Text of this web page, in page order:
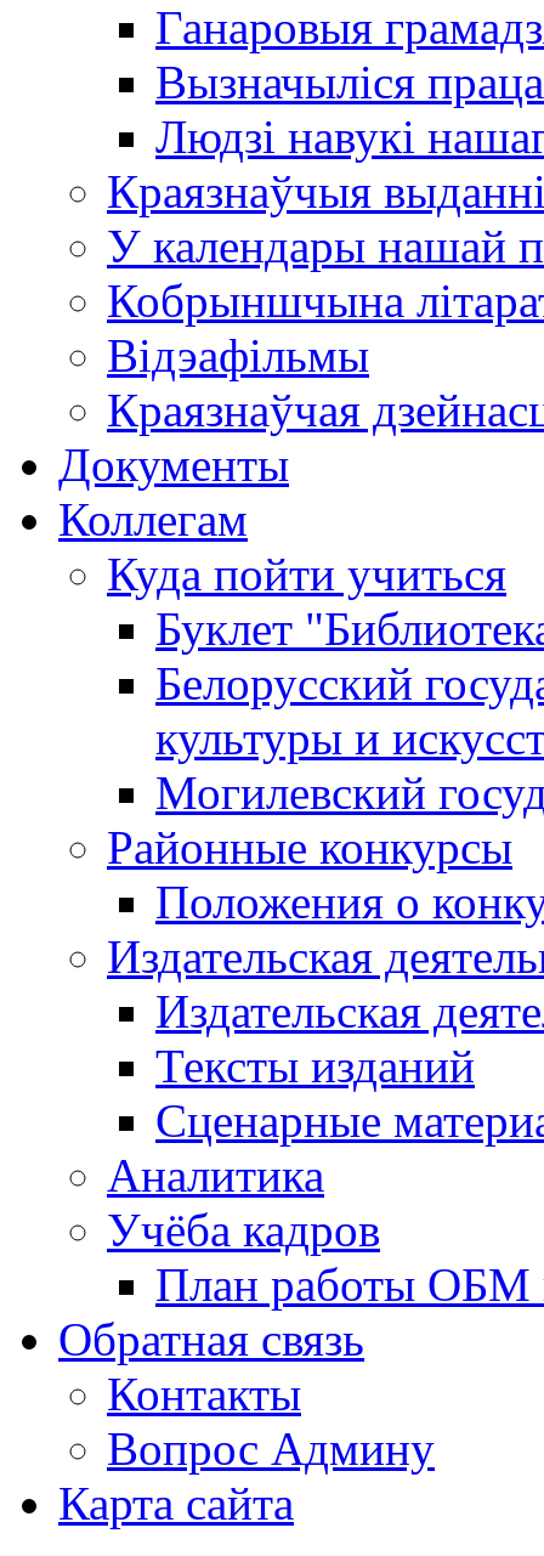
Ганаровыя
Вызначыліся
Людзі навукі
Краязнаўчыя
У календары нашай
Кобрыншчына
Відэафільмы
Краязнаўчая
Документы
Коллегам
Куда пойти учиться
Буклет
Белорусский
культуры и
Могилевский
Районные конкурсы
Положения о
Издательская
Издательская
Тексты изданий
Сценарные
Аналитика
Учёба кадров
План работы ОБМ
Обратная связь
Контакты
Вопрос Админу
Карта сайта